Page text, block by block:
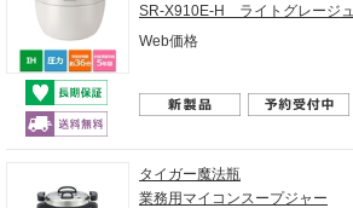
SR-X910E-H ライトグレージ
Web価格
タイガー魔法瓶
業務用マイコンスープジャー